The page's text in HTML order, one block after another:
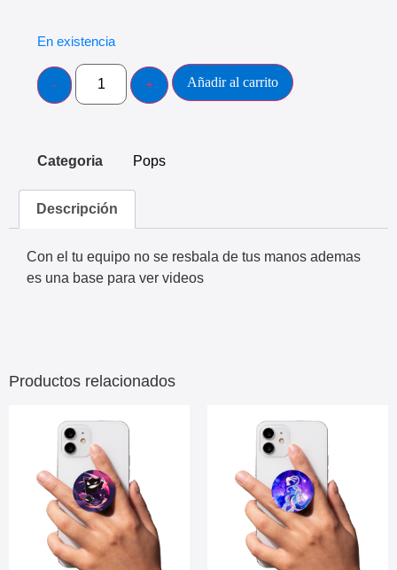
En existencia
Añadir al carrito
Categoria Pops
Descripción
Con el tu equipo no se resbala de tus manos ademas
es una base para ver videos
Productos relacionados